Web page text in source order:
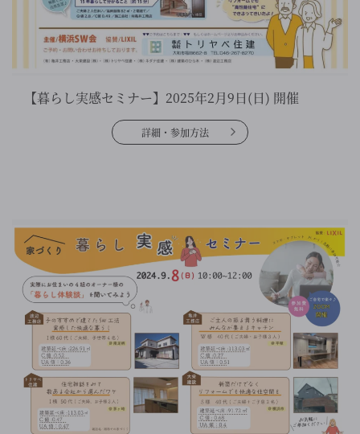
【暮らし実感セミナー】2025年2月9日(日) 開催
詳細・参加方法